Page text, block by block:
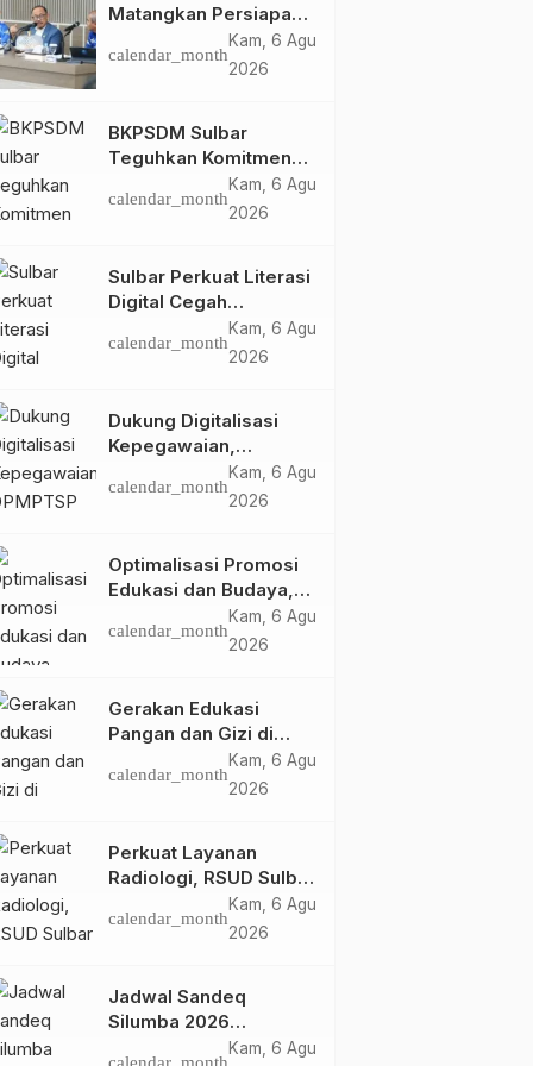
Matangkan Persiapan
HUT Ke-81 RI, Puncak
Upacara di Lapangan
calendar_month
Kam, 6 Agu
2026
BKPSDM Sulbar
Teguhkan Komitmen
Pengembangan
Kompetensi ASN
Perjanjian Tugas
Belajar 2026
calendar_month
Kam, 6 Agu
2026
Sulbar Perkuat Literasi
Digital Cegah
Kejahatan Love
Scamming
calendar_month
Kam, 6 Agu
2026
Dukung Digitalisasi
Kepegawaian,
DPMPTSP Sulbar Siap
Terapkan Aplikasi
calendar_month
Kam, 6 Agu
2026
Optimalisasi Promosi
Edukasi dan Budaya,
Anjungan Provinsi
Sulawesi Barat Perkuat
TMII
calendar_month
Kam, 6 Agu
2026
Gerakan Edukasi
Pangan dan Gizi di
Mamasa: Tingkatkan
Pengetahuan dan
calendar_month
Kam, 6 Agu
2026
Perkuat Layanan
Radiologi, RSUD Sulbar
Sambut Kembali dr. Iis
Imelda, Sp.Rad
calendar_month
Kam, 6 Agu
2026
Jadwal Sandeq
Silumba 2026
Kam, 6 Agu